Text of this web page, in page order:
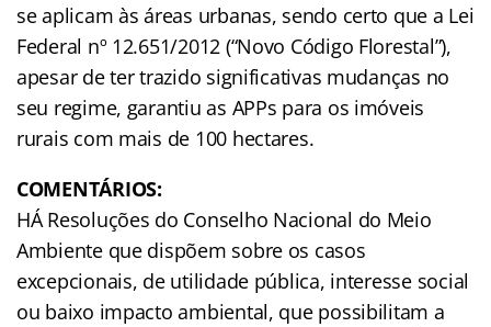
se aplicam às áreas urbanas, sendo certo que a Lei
Federal nº 12.651/2012 (“Novo Código Florestal”),
apesar de ter trazido significativas mudanças no
seu regime, garantiu as APPs para os imóveis
rurais com mais de 100 hectares.
COMENTÁRIOS:
HÁ Resoluções do Conselho Nacional do Meio
Ambiente que dispõem sobre os casos
excepcionais, de utilidade pública, interesse social
ou baixo impacto ambiental, que possibilitam a